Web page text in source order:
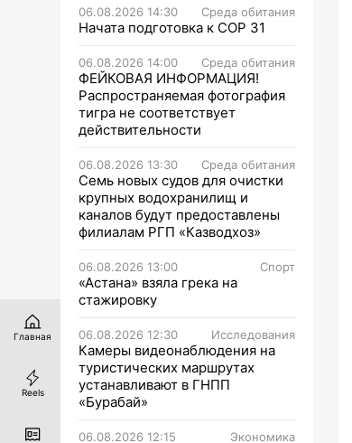
06.08.2026 14:30 Среда обитания
Начата подготовка к СОР 31
06.08.2026 14:00 Среда обитания
ФЕЙКОВАЯ ИНФОРМАЦИЯ!
Распространяемая фотография
тигра не соответствует
действительности
06.08.2026 13:30 Среда обитания
Семь новых судов для очистки
крупных водохранилищ и
каналов будут предоставлены
филиалам РГП «Казводхоз»
06.08.2026 13:00 Спорт
«Астана» взяла грека на
стажировку
06.08.2026 12:30 Исследования
Камеры видеонаблюдения на
туристических маршрутах
устанавливают в ГНПП
«Бурабай»
06.08.2026 12:15 Экономика
Главная
Reels